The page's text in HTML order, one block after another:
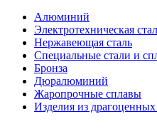
Алюминий
Электротехническая
Нержавеющая сталь
Специальные стали и
Бронза
Дюралюминий
Жаропрочные сплавы
Изделия из